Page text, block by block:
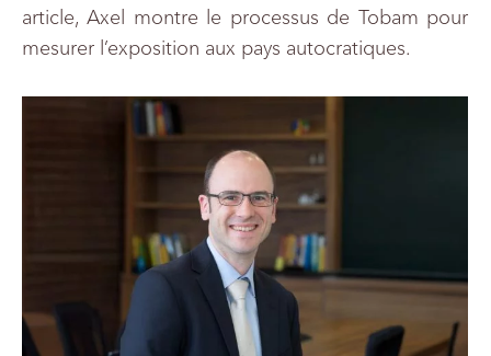
article, Axel montre le processus de Tobam pour
mesurer l’exposition aux pays autocratiques.